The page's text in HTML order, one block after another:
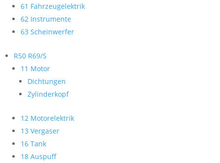
61 Fahrzeugelektrik
62 Instrumente
63 Scheinwerfer
R50 R69/S
11 Motor
Dichtungen
Zylinderkopf
12 Motorelektrik
13 Vergaser
16 Tank
18 Auspuff